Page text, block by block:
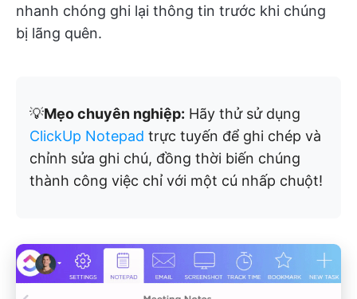
nhanh chóng ghi lại thông tin trước khi chúng
bị lãng quên.
💡Mẹo chuyên nghiệp: Hãy thử sử dụng
ClickUp Notepad trực tuyến để ghi chép và
chỉnh sửa ghi chú, đồng thời biến chúng
thành công việc chỉ với một cú nhấp chuột!